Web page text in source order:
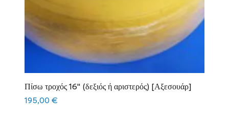
Πίσω τροχός 16" (δεξιός ή αριστερός) [Αξεσουάρ]
Τιμή
195,00 €